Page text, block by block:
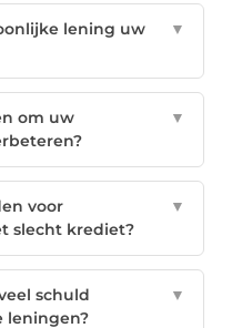
lening uw
▼
om uw
▼
voor
slecht krediet?
▼
schuld
leningen?
▼